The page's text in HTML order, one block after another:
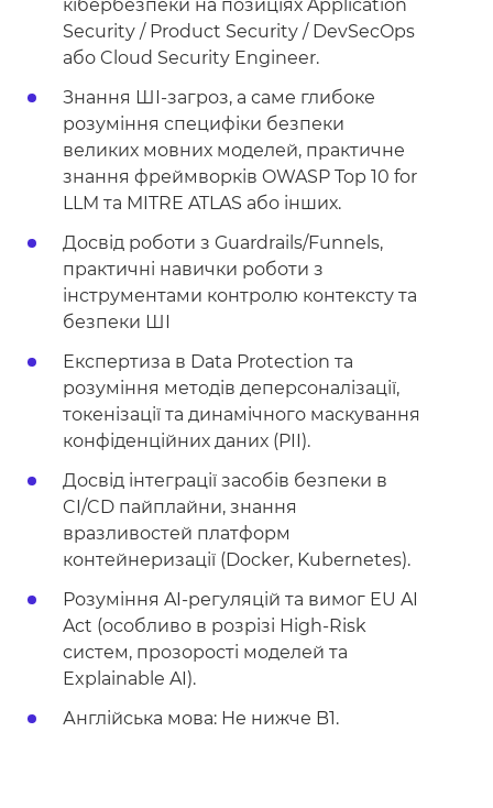
кібербезпеки на позиціях Application
Security / Product Security / DevSecOps
або Cloud Security Engineer.
Знання ШІ-загроз, а саме глибоке
розуміння специфіки безпеки
великих мовних моделей, практичне
знання фреймворків OWASP Top 10 for
LLM та MITRE ATLAS або інших.
Досвід роботи з Guardrails/Funnels,
практичні навички роботи з
інструментами контролю контексту та
безпеки ШІ
Експертиза в Data Protection та
розуміння методів деперсоналізації,
токенізації та динамічного маскування
конфіденційних даних (PII).
Досвід інтеграції засобів безпеки в
CI/CD пайплайни, знання
вразливостей платформ
контейнеризації (Docker, Kubernetes).
Розуміння AI-регуляцій та вимог EU AI
Act (особливо в розрізі High-Risk
систем, прозорості моделей та
Explainable AI).
Англійська мова: Не нижче B1.